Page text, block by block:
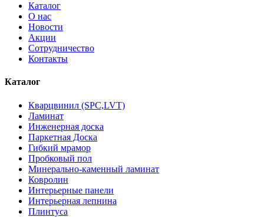
Каталог
О нас
Новости
Акции
Сотрудничество
Контакты
Каталог
Кварцвинил (SPC,LVT)
Ламинат
Инженерная доска
Паркетная Доска
Гибкий мрамор
Пробковый пол
Минерально-каменный ламинат
Ковролин
Интерьерные панели
Интерьерная лепнина
Плинтуса